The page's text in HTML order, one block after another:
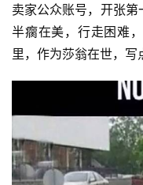
卖家公众账号，开张
半瘸在美，行走困难
里，作为莎翁在世，写